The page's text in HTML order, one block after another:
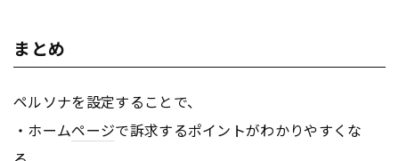
まとめ
ペルソナを設定することで、
・ホームページで訴求するポイントがわかりやすくな